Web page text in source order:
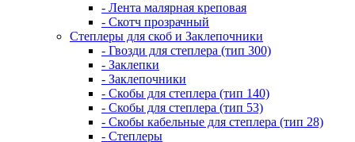
- Лента малярная креповая
- Скотч прозрачный
Степлеры для скоб и Заклепочники
- Гвозди для степлера (тип 300)
- Заклепки
- Заклепочники
- Скобы для степлера (тип 140)
- Скобы для степлера (тип 53)
- Скобы кабельные для степлера (тип 28)
- Степлеры